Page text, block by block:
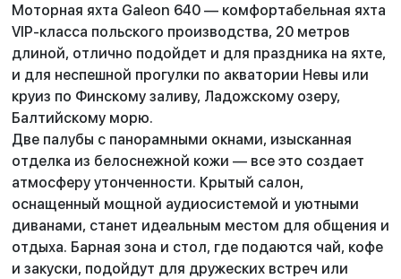
Моторная яхта Galeon 640 — комфортабельная яхта
VIP-класса польского производства, 20 метров
длиной, отлично подойдет и для праздника на яхте,
и для неспешной прогулки по акватории Невы или
круиз по Финскому заливу, Ладожскому озеру,
Балтийскому морю.
Две палубы с панорамными окнами, изысканная
отделка из белоснежной кожи — все это создает
атмосферу утонченности. Крытый салон,
оснащенный мощной аудиосистемой и уютными
диванами, станет идеальным местом для общения и
отдыха. Барная зона и стол, где подаются чай, кофе
и закуски, подойдут для дружеских встреч или